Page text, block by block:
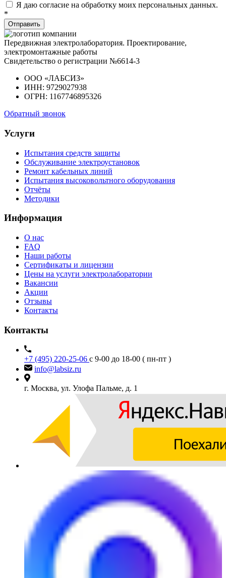
Я даю согласие на обработку моих персональных данных.
*
Отправить
Передвижная электролаборатория. Проектирование,
электромонтажные работы
Свидетельство о регистрации №6614-3
ООО «ЛАБСИЗ»
ИНН: 9729027938
ОГРН: 1167746895326
Обратный звонок
Услуги
Испытания средств защиты
Обслуживание электроустановок
Ремонт кабельных линий
Испытания высоковольтного оборудования
Отчёты
Методики
Информация
О нас
FAQ
Наши работы
Сертификаты и лицензии
Цены на услуги электролаборатории
Вакансии
Акции
Отзывы
Контакты
Контакты
+7 (495) 220-25-06 с 9-00 до 18-00 ( пн-пт )
info@labsiz.ru
г. Москва, ул. Улофа Пальме, д. 1